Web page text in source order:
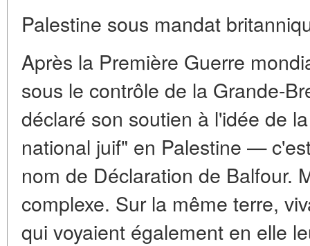
Palestine sous mandat
Après la Première Guerre
sous le contrôle de la Grande-
déclaré son soutien à l'idée de
national juif" en Palestine —
nom de Déclaration de Balfour.
complexe. Sur la même terre,
qui voyaient également en elle